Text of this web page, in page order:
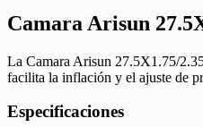
Camara Arisun
La Camara Arisun 27.5X1.75/
facilita la inflación y el ajuste de
Especificaciones